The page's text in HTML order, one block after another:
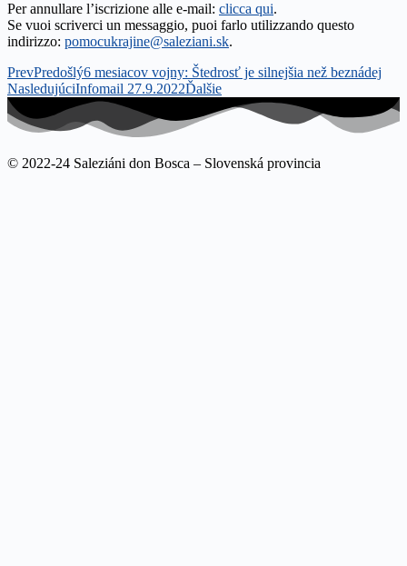
Per annullare l’iscrizione alle e-mail: clicca qui.
Se vuoi scriverci un messaggio, puoi farlo utilizzando questo
indirizzo: pomocukrajine@saleziani.sk.
PrevPredošlý6 mesiacov vojny: Štedrosť je silnejšia než beznádej
NasledujúciInfomail 27.9.2022Ďalšie
© 2022-24 Saleziáni don Bosca – Slovenská provincia